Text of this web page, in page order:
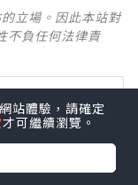
立場。因此本站對
不負任何法律責
價企劃》
子丶寵物丶扮靚
站體驗，請確定
才可繼續瀏覽。